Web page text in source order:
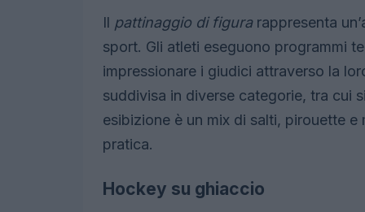
Il pattinaggio di figurarappresenta
sport. Gli atleti eseguono programmi
impressionare i giudici attraverso la
suddivisa in diverse categorie, tra cui
esibizione è un mix di salti, pirouette
pratica.
Hockey su ghiaccio